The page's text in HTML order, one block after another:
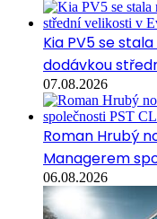
Kia PV5 se
dodávkou
07.08.2026
Roman Hrubý
Managerem
06.08.2026